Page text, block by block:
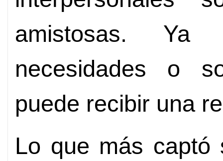
amistosas.
necesidades o
puede recibir una
Lo que más captó